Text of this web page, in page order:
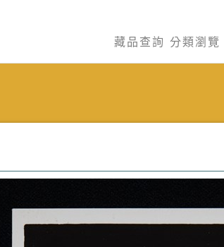
藏品查詢 分類瀏覽